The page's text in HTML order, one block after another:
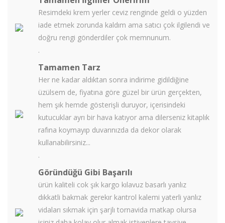
Resimdeki krem yerler ceviz renginde geldi o yüzden
iade etmek zorunda kaldım ama satıcı çok ilgilendi ve
doğru rengi gönderdiler çok memnunum.
.
Tamamen Tarz
Her ne kadar aldıktan sonra indirime gidildiğine
üzülsem de, fiyatına göre güzel bir ürün gerçekten,
hem şık hemde gösterişli duruyor, içerisindeki
kutucuklar ayrı bir hava katıyor ama dilerseniz kitaplık
rafına koymayıp duvarınızda da dekor olarak
kullanabilirsiniz...
.
Göründüğü Gibi Başarılı
ürün kaliteli cok şık kargo kılavuz basarlı yanlız
dıkkatli bakmak gerekır kantrol kalemi yaterli yanlız
vidaları sıkmak için şarjlı tornavida matkap olursa